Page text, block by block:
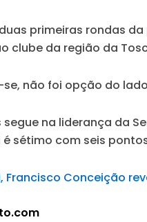
primeiras rondas
clube da região da
não foi opção do
na liderança da
sétimo com seis
Francisco Conceição